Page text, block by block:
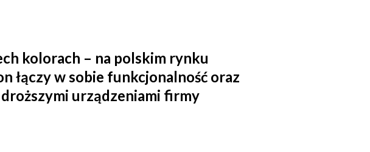
kolorach – na polskim rynku
łączy w sobie funkcjonalność oraz
urządzeniami firmy